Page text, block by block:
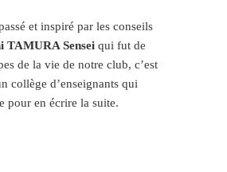
et inspiré par les conseils
TAMURA Sensei qui fut de
de la vie de notre club, c’est
collège d’enseignants qui
pour en écrire la suite.